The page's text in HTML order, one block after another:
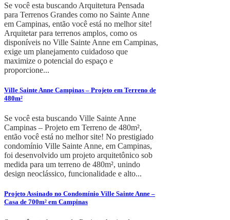
Se você esta buscando Arquitetura Pensada
para Terrenos Grandes como no Sainte Anne
em Campinas, então você está no melhor site!
Arquitetar para terrenos amplos, como os
disponíveis no Ville Sainte Anne em Campinas,
exige um planejamento cuidadoso que
maximize o potencial do espaço e
proporcione...
Ville Sainte Anne Campinas – Projeto em Terreno de
480m²
Se você esta buscando Ville Sainte Anne
Campinas – Projeto em Terreno de 480m²,
então você está no melhor site! No prestigiado
condomínio Ville Sainte Anne, em Campinas,
foi desenvolvido um projeto arquitetônico sob
medida para um terreno de 480m², unindo
design neoclássico, funcionalidade e alto...
Projeto Assinado no Condomínio Ville Sainte Anne –
Casa de 700m² em Campinas